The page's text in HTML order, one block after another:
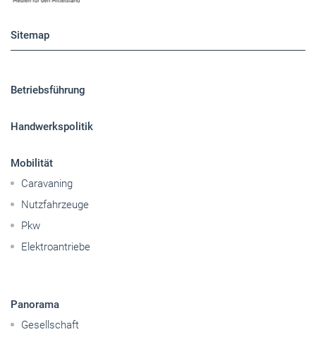
Sitemap
Betriebsführung
Handwerkspolitik
Mobilität
Caravaning
Nutzfahrzeuge
Pkw
Elektroantriebe
Panorama
Gesellschaft